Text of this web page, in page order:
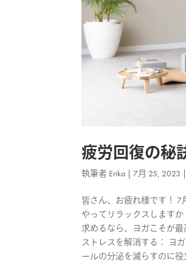
疲労回復の秘
執筆者 Erika | 7月 25, 2023 |
皆さん、お疲れ様です！ 7
やってリラックスします
求めるなら、ヨガこそが
ストレスを解消する： ヨ
ールの分泌を減らすのに役